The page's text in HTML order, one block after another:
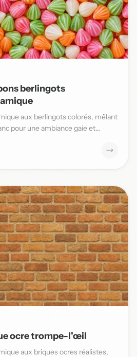
berlingots
aux berlingots colorés, mêlant
pour une ambiance gaie et
ocre trompe-l'œil
aux briques ocres réalistes,